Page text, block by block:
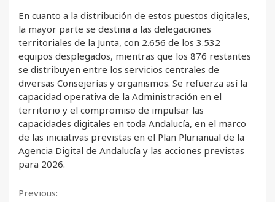
En cuanto a la distribución de estos puestos digitales,
la mayor parte se destina a las delegaciones
territoriales de la Junta, con 2.656 de los 3.532
equipos desplegados, mientras que los 876 restantes
se distribuyen entre los servicios centrales de
diversas Consejerías y organismos. Se refuerza así la
capacidad operativa de la Administración en el
territorio y el compromiso de impulsar las
capacidades digitales en toda Andalucía, en el marco
de las iniciativas previstas en el Plan Plurianual de la
Agencia Digital de Andalucía y las acciones previstas
para 2026.
Previous: